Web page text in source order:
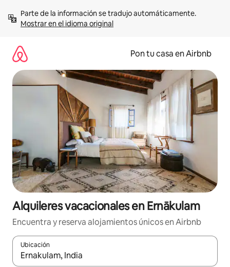
contenidoMostrar en el idioma original
Pon tu casa en Airbnb
Alquileres vacacionales en Ernākulam
Encuentra y reserva alojamientos únicos en Airbnb
Ubicación
Cuando los resultados estén disponibles, navega con las